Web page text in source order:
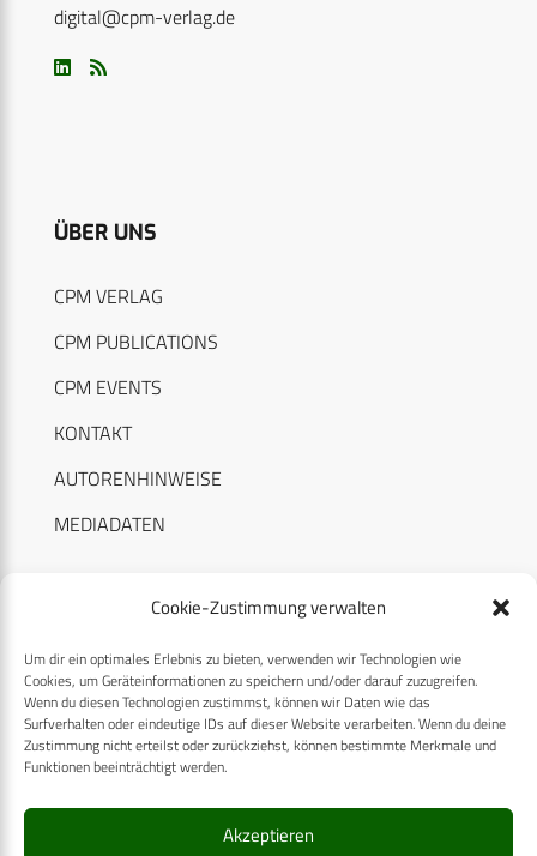
Cookie-Zustimmung verwalten
Um dir ein optimales Erlebnis zu bieten, verwenden wir Technologien wie
Cookies, um Geräteinformationen zu speichern und/oder darauf zuzugreifen.
Wenn du diesen Technologien zustimmst, können wir Daten wie das
Surfverhalten oder eindeutige IDs auf dieser Website verarbeiten. Wenn du deine
Zustimmung nicht erteilst oder zurückziehst, können bestimmte Merkmale und
Funktionen beeinträchtigt werden.
Akzeptieren
digital@cpm-verlag.de
ÜBER UNS
CPM VERLAG
CPM PUBLICATIONS
CPM EVENTS
KONTAKT
AUTORENHINWEISE
MEDIADATEN
RECHTLICHES
Datenschutzerklärung
Cookie-Richtlinie (EU)